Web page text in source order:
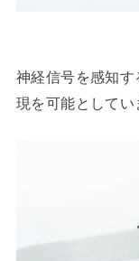
神経信号を感知
現を可能としてい